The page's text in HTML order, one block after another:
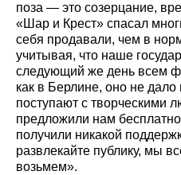
поза — это созерцание,
«Шар и Крест» спасал
себя продавали, чем в
учитывая, что наше
следующий же день всем
как в Берлине, оно не дало
поступают с творческими
предложили нам
получили никакой
развлекайте публику, мы
возьмем».